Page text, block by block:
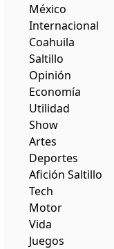
México
Internacional
Coahuila
Saltillo
Opinión
Economía
Utilidad
Show
Artes
Deportes
Afición Saltillo
Tech
Motor
Vida
Juegos